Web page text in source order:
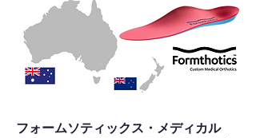
フォームソティックス・メディカル